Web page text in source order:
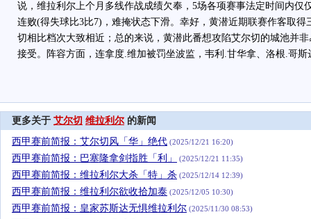
说，维拉利尔上个月多线作战成绩欠奉，5场各项赛事法定时间内仅
连败(得失球比3比7)，难掩状态下滑。幸好，黄潜近期联赛作客取得
切相比档次大致相近；总的来说，黄潜此番想攻陷艾尔切的城池并
接受。阵容方面，连拿度.维加被罚坐波监，韦利.甘华拿、洛根.哥斯
更多关于 艾尔切 维拉利尔的新闻
西甲赛前简报：艾尔切风「华」绝代 (2025/12/21 16:20)
西甲赛前简报：巴塞隆拿剑指胜「利」 (2025/12/21 11:35)
西甲赛前简报：维拉利尔大杀「特」杀 (2025/12/14 12:39)
西甲赛前简报：维拉利尔欲收拾加泰 (2025/12/05 10:30)
西甲赛前简报：皇家苏斯达无惧维拉利尔 (2025/11/30 08:53)